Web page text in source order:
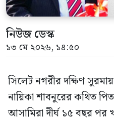
নিউজ ডেস্ক
১৩ মে ২০২৬, ১৪:৫০
সিলেট নগরীর দক্ষিণ
নায়িকা শাবনুরের কথিত
আসামিরা দীর্ঘ ১৫ বছর পর